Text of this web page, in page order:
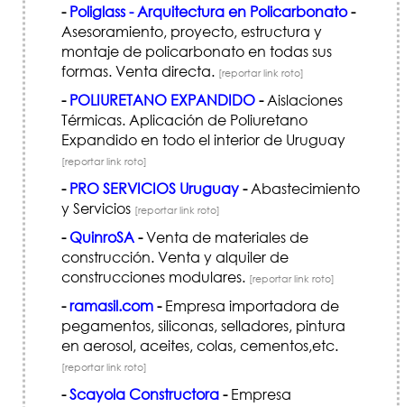
- Poliglass - Arquitectura en Policarbonato-
Asesoramiento, proyecto, estructura y
montaje de policarbonato en todas sus
formas. Venta directa. [reportar link roto]
- POLIURETANO EXPANDIDO-Aislaciones
Térmicas. Aplicación de Poliuretano
Expandido en todo el interior de Uruguay
[reportar link roto]
- PRO SERVICIOS Uruguay-Abastecimiento
y Servicios [reportar link roto]
- QuinroSA-Venta de materiales de
construcción. Venta y alquiler de
construcciones modulares. [reportar link roto]
-ramasil.com-Empresa importadora de
pegamentos, siliconas, selladores, pintura
en aerosol, aceites, colas, cementos,etc.
[reportar link roto]
-Scayola Constructora-Empresa